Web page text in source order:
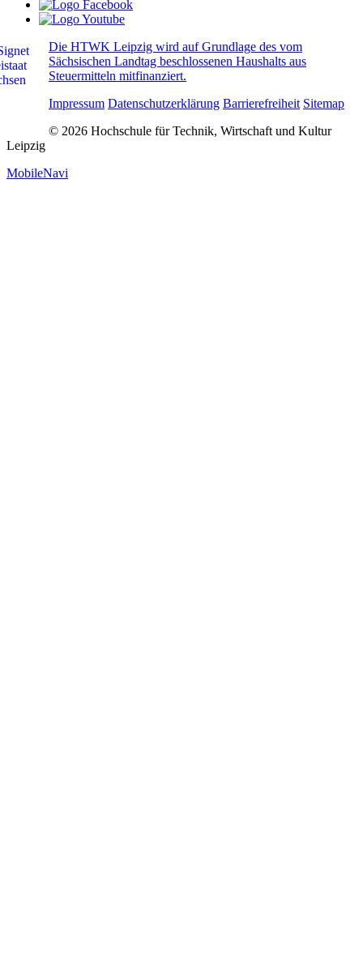
Die HTWK Leipzig wird auf Grundlage des vom
Sächsischen Landtag beschlossenen Haushalts aus
Steuermitteln mitfinanziert.
Impressum Datenschutzerklärung Barrierefreiheit Sitemap
© 2026 Hochschule für Technik, Wirtschaft und Kultur
Leipzig
MobileNavi